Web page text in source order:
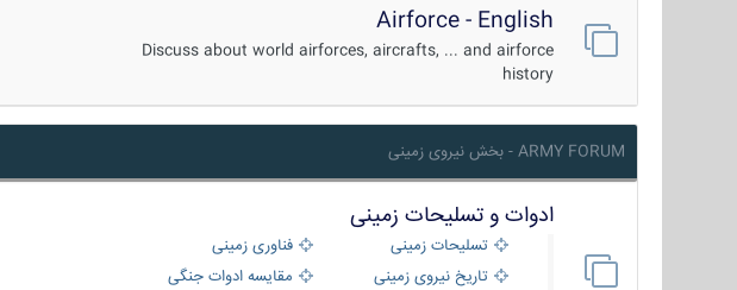
Airforce - English
Discuss about world airforces, aircrafts, ... and airforce
history
ARMY FORUM - بخش نیروی زمینی
ادوات و تسلیحات زمینی
تسلیحات زمینی
فناوری زمینی
تاریخ نیروی زمینی
مقایسه ادوات جنگی